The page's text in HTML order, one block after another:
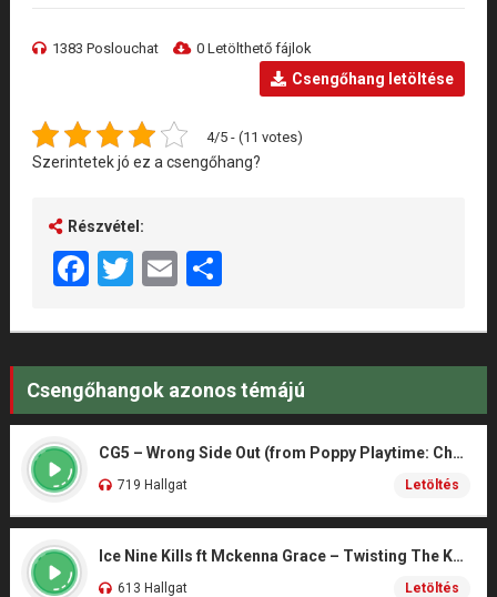
1383 Poslouchat 0 Letölthető fájlok
Csengőhang letöltése
4/5 - (11 votes)
Szerintetek jó ez a csengőhang?
Részvétel:
Facebook
Twitter
EmailShare
Csengőhangok azonos témájú
CG5 – Wrong Side Out (from Poppy Playtime: Chapter 5)
719 Hallgat Letöltés
Ice Nine Kills ft Mckenna Grace – Twisting The Knife (From SCREAM 7)
613 Hallgat Letöltés